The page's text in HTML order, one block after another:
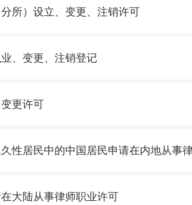
所）设立、变更、注销许可
、变更、注销登记
更许可
性居民中的中国居民申请在内地从事
大陆从事律师职业许可